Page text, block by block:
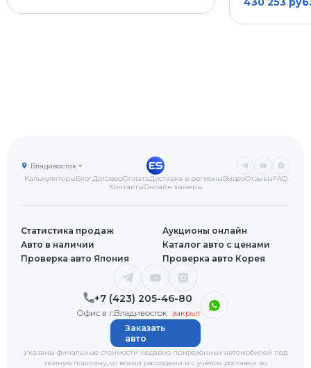
КалькуляторыБлогДоговорОплатаДоставка в регионыВидеоОтзывыFAQ
КонтактыОнлайн камеры
Владивосток
+7 (423) 205-46-80
Офис в г.Владивосток закрыт
Статистика продаж
Аукционы онлайн
Авто в наличии
Каталог авто с ценами
Проверка авто Япония
Проверка авто Корея
Указаны финальные стоимости недавно привезённых автомобилей под
полную пошлину, со всеми расходами и с учётом доставки во
Заказать
авто